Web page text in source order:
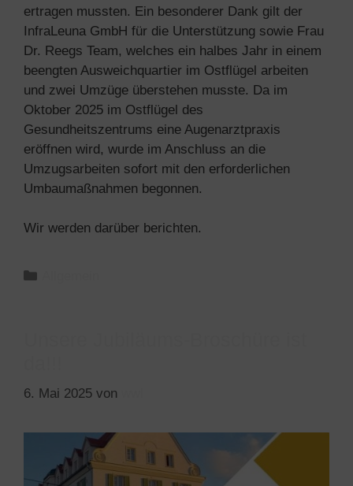
ertragen mussten. Ein besonderer Dank gilt der
InfraLeuna GmbH für die Unterstützung sowie Frau
Dr. Reegs Team, welches ein halbes Jahr in einem
beengten Ausweichquartier im Ostflügel arbeiten
und zwei Umzüge überstehen musste. Da im
Oktober 2025 im Ostflügel des
Gesundheitszentrums eine Augenarztpraxis
eröffnen wird, wurde im Anschluss an die
Umzugsarbeiten sofort mit den erforderlichen
Umbaumaßnahmen begonnen.
Wir werden darüber berichten.
6. Mai 2025 von